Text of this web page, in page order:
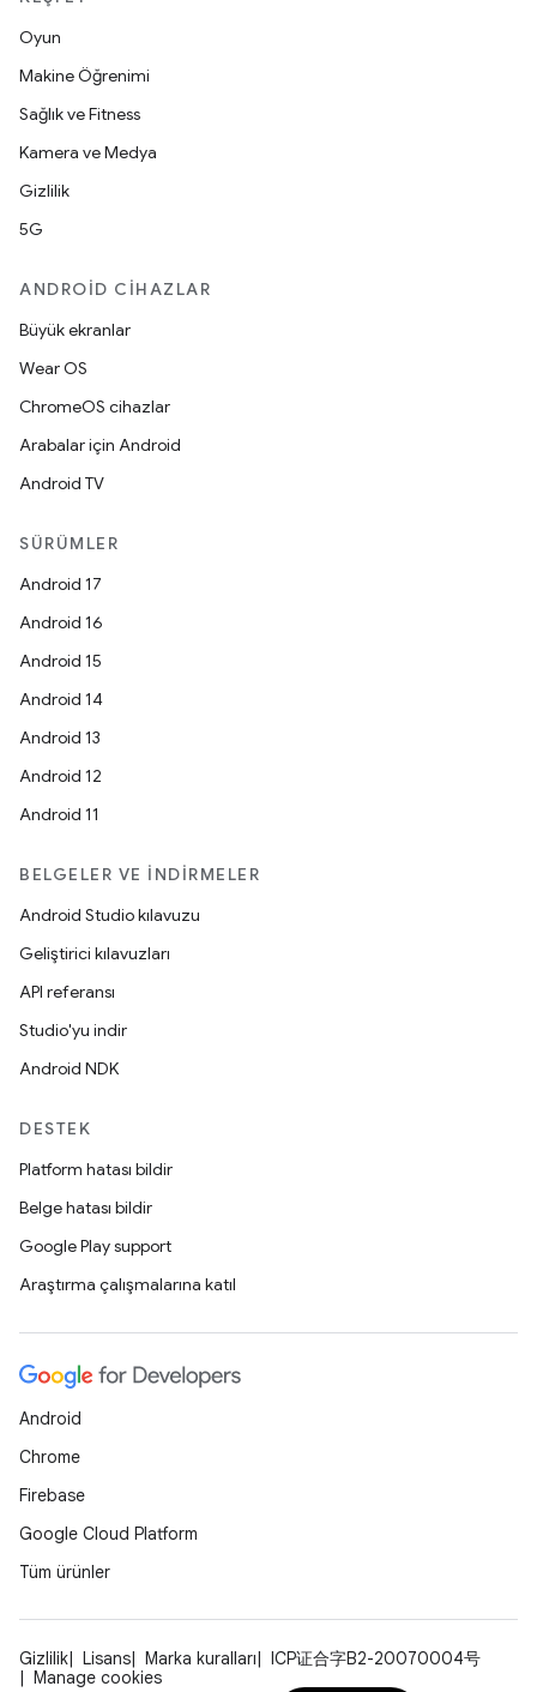
Oyun
Makine Öğrenimi
Sağlık ve Fitness
Kamera ve Medya
Gizlilik
5G
ANDROID CIHAZLAR
Büyük ekranlar
Wear OS
ChromeOS cihazlar
Arabalar için Android
Android TV
SÜRÜMLER
Android 17
Android 16
Android 15
Android 14
Android 13
Android 12
Android 11
BELGELER VE İNDIRMELER
Android Studio kılavuzu
Geliştirici kılavuzları
API referansı
Studio'yu indir
Android NDK
DESTEK
Platform hatası bildir
Belge hatası bildir
Google Play support
Araştırma çalışmalarına katıl
Android
Chrome
Firebase
Google Cloud Platform
Tüm ürünler
Gizlilik Lisans Marka kuralları
ICP证合字B2-20070004号
Manage cookies